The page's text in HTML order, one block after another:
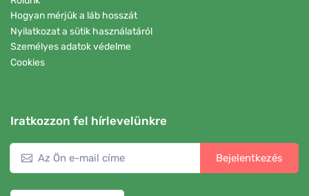
Hogyan mérjük a láb hosszát
Nyilatkozat a sütik használatáról
Személyes adatok védelme
Cookies
Iratkozzon fel hírlevelünkre
Bejelentkezés